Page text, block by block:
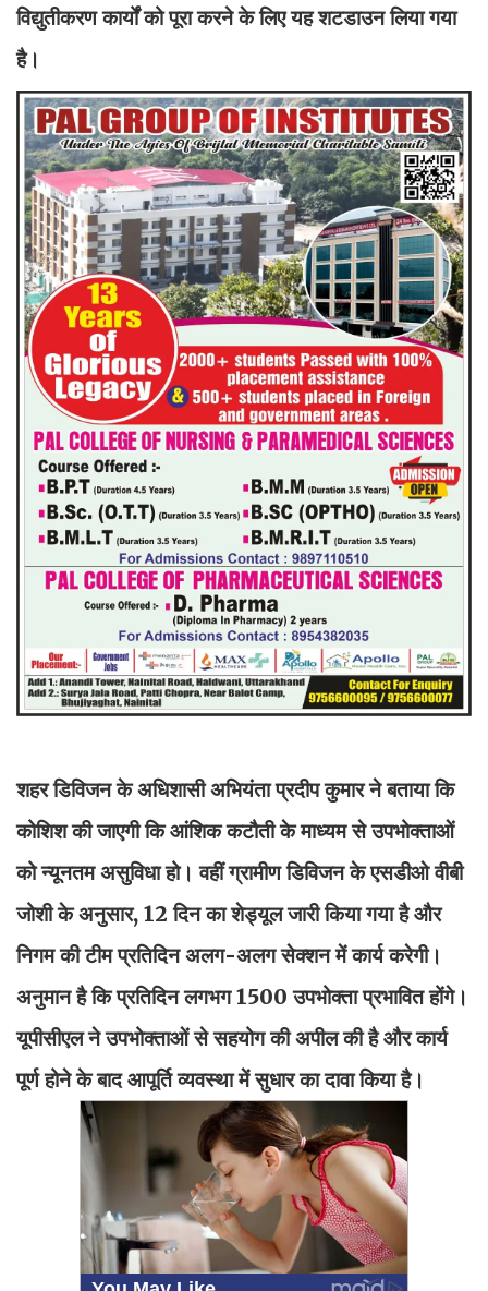
विद्युतीकरण कार्यों को पूरा करने के लिए यह शटडाउन लिया गया
है।
शहर डिविजन के अधिशासी अभियंता प्रदीप कुमार ने बताया कि
कोशिश की जाएगी कि आंशिक कटौती के माध्यम से उपभोक्ताओं
को न्यूनतम असुविधा हो। वहीं ग्रामीण डिविजन के एसडीओ वीबी
जोशी के अनुसार, 12 दिन का शेड्यूल जारी किया गया है और
निगम की टीम प्रतिदिन अलग-अलग सेक्शन में कार्य करेगी।
अनुमान है कि प्रतिदिन लगभग 1500 उपभोक्ता प्रभावित होंगे।
यूपीसीएल ने उपभोक्ताओं से सहयोग की अपील की है और कार्य
पूर्ण होने के बाद आपूर्ति व्यवस्था में सुधार का दावा किया है।